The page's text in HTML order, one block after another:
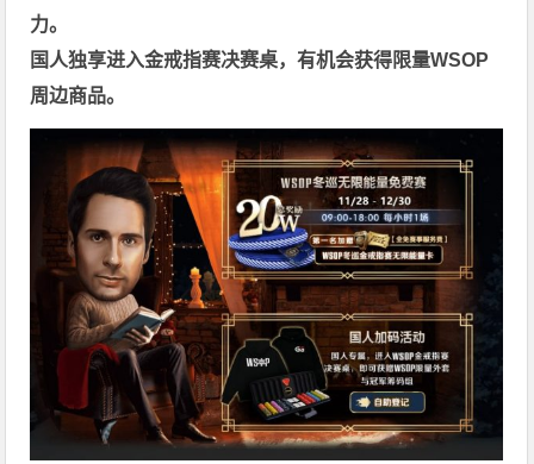
力。
国人独享进入金戒指赛决赛桌，有机会获得限量WSOP
周边商品。